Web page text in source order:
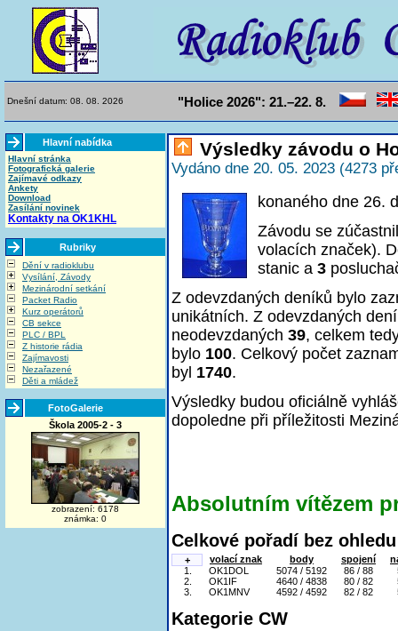
Dnešní datum: 08. 08. 2026 "Holice 2026": 21.–22. 8.
Hlavní nabídka
Hlavní stránka
Fotografická galerie
Zajímavé odkazy
Ankety
Download
Zasílání novinek
Kontakty na OK1KHL
Rubriky
Dění v radioklubu
Vysílání, Závody
Mezinárodní setkání
Packet Radio
Kurz operátorů
CB sekce
PLC / BPL
Z historie rádia
Zajímavosti
Nezařazené
Děti a mládež
FotoGalerie
Škola 2005-2 - 3
zobrazení: 6178
známka: 0
Výsledky závodu o
Vydáno dne 20. 05. 2023 (4273
konaného dne 26.
Závodu se
volacích značek).
stanic a 3
Z odevzdaných deníků bylo
unikátních. Z odevzdaných
neodevzdaných 39, celkem
bylo 100. Celkový počet
byl 1740.
Výsledky budou oficiálně
dopoledne při příležitosti
Absolutním vítězem
Celkové pořadí bez
+ volací znak body spojení
1.
OK1DOL 5074 / 5192 86 / 88
2.
OK1IF 4640 / 4838 80 / 82
3.
OK1MNV 4592 / 4592 82 / 82
Kategorie CW